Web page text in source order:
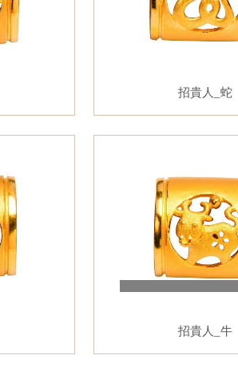
招貴人_蛇
招貴人_牛